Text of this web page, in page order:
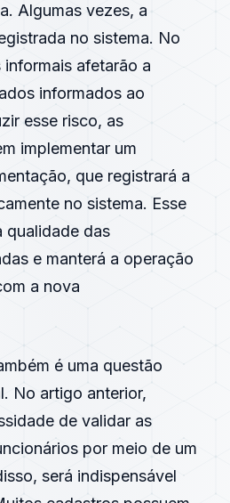
Algumas vezes, a
no sistema. No
afetarão a
informados ao
esse risco, as
implementar um
que registrará a
no sistema. Esse
qualidade das
e manterá a operação
a nova
é uma questão
No artigo anterior,
de validar as
por meio de um
será indispensável